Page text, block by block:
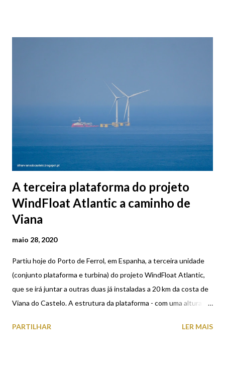
A terceira plataforma do projeto
WindFloat Atlantic a caminho de
Viana
maio 28, 2020
Partiu hoje do Porto de Ferrol, em Espanha, a terceira unidade
(conjunto plataforma e turbina) do projeto WindFloat Atlantic,
que se irá juntar a outras duas já instaladas a 20 km da costa de
Viana do Castelo. A estrutura da plataforma - com uma altura de
permite abrigar as maiores turbinas eólicas do mundo instaladas
PARTILHAR LER MAIS